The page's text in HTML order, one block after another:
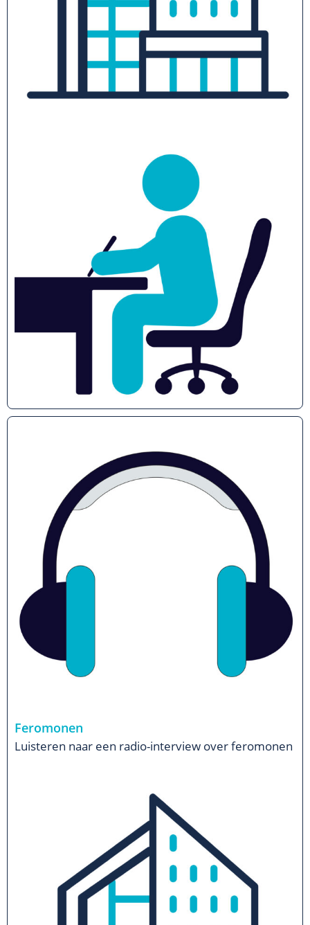
Feromonen
Luisteren naar een radio-interview over feromonen